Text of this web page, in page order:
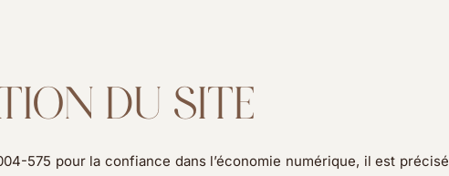
DU SITE
575 pour la confiance dans l’économie numérique, il est précisé